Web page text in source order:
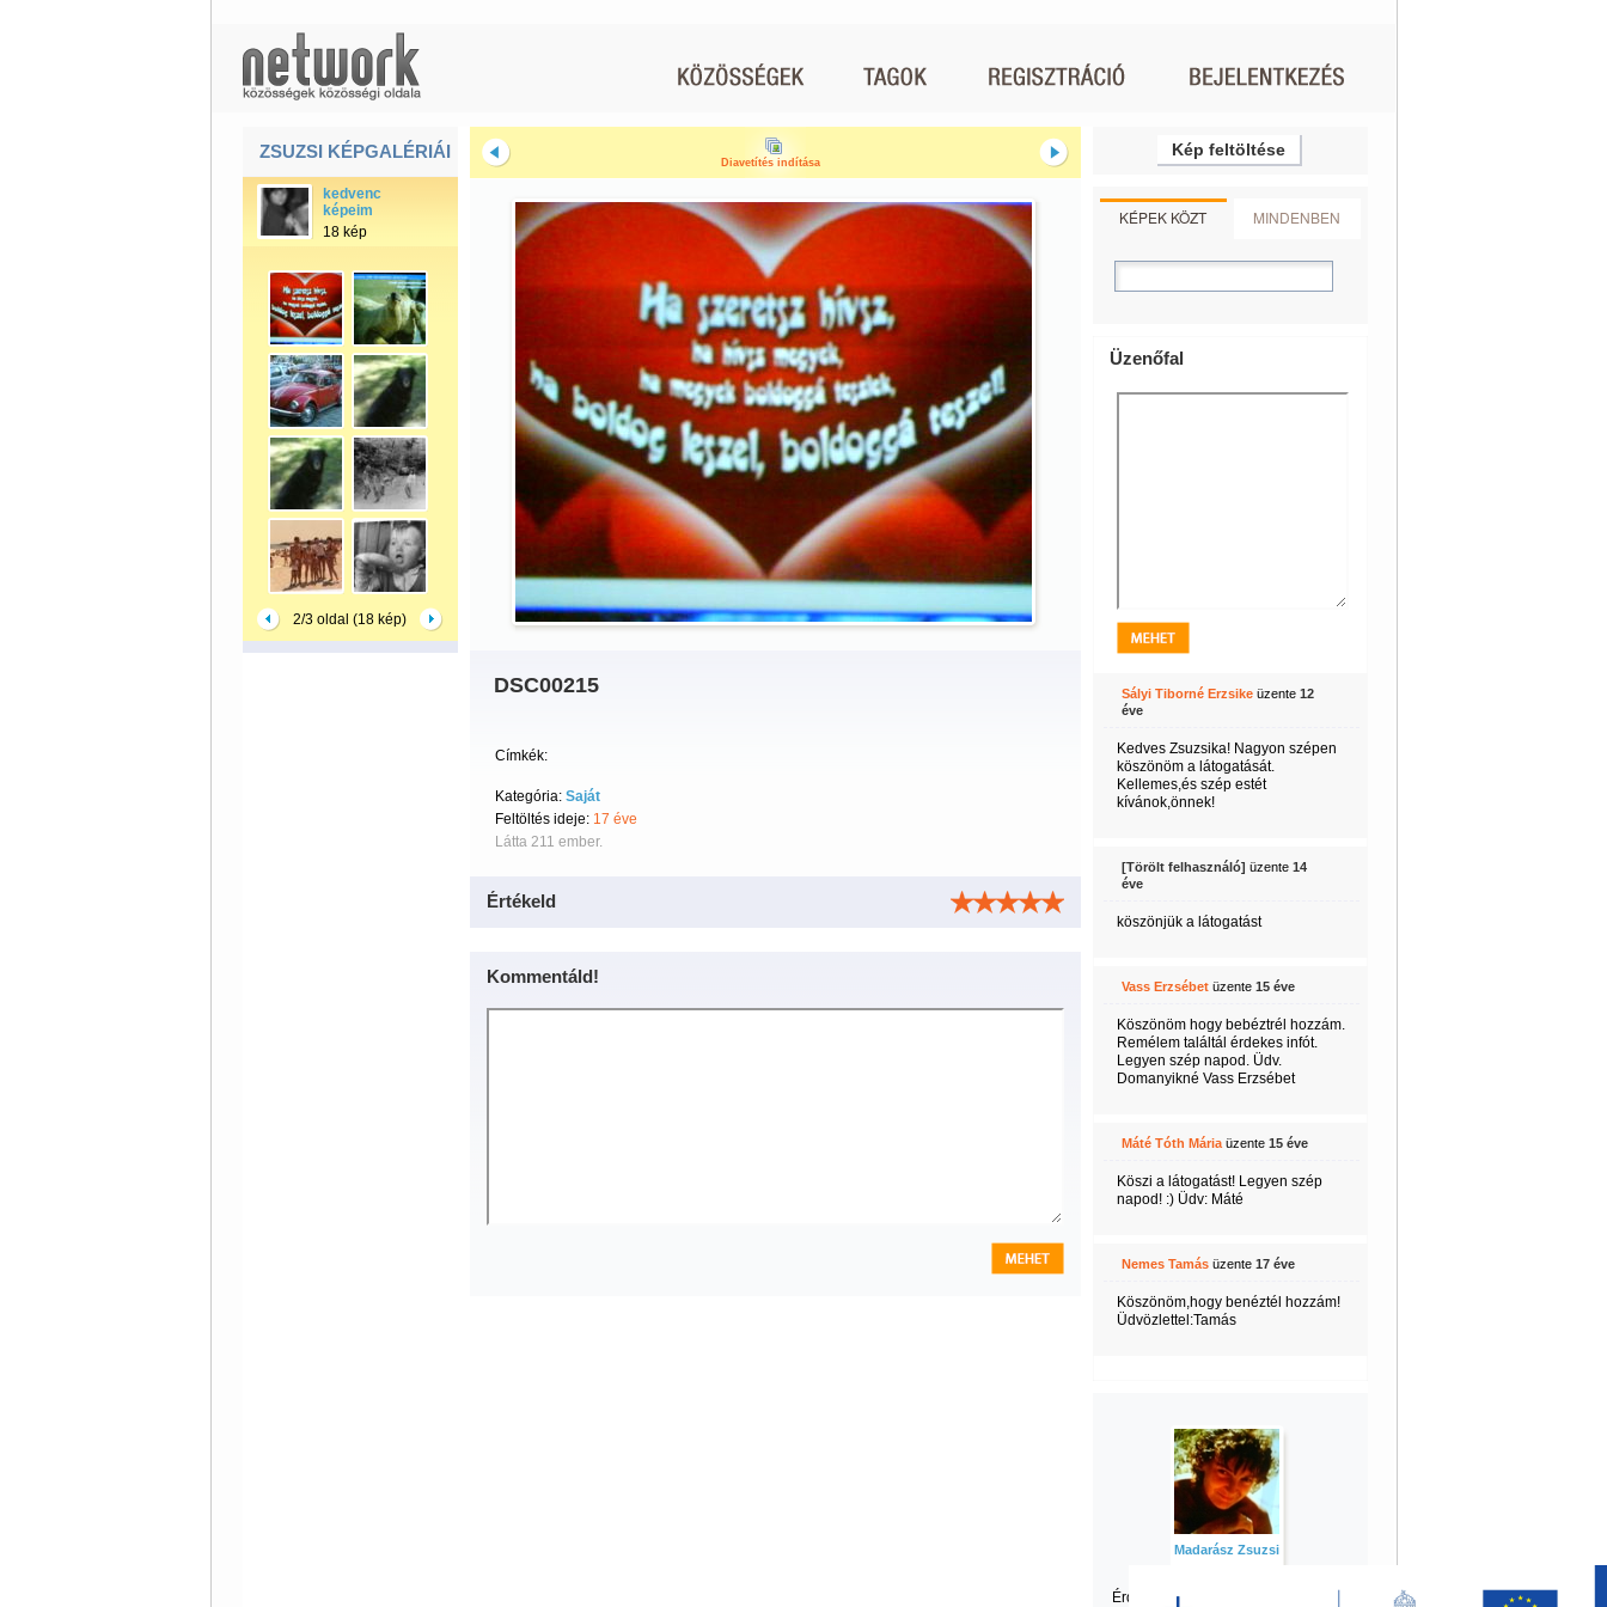
ZSUZSI KÉPGALÉRIÁI
kedvenc
képeim
18 kép
2/3 oldal (18 kép)
Diavetítés indítása
DSC00215
Címkék:
Kategória: Saját
Feltöltés ideje: 17 éve
Látta 211 ember.
Értékeld
Kommentáld!
Kép feltöltése
KÉPEK KÖZT MINDENBEN
Üzenőfal
Sályi Tiborné Erzsikeüzente 12
éve
Kedves Zsuzsika! Nagyon szépen
köszönöm a látogatását.
Kellemes,és szép estét
kívánok,önnek!
[Törölt felhasználó] üzente 14
éve
köszönjük a látogatást
Vass Erzsébetüzente 15 éve
Köszönöm hogy bebéztrél hozzám.
Remélem találtál érdekes infót.
Legyen szép napod. Üdv.
Domanyikné Vass Erzsébet
Máté Tóth Máriaüzente 15 éve
Köszi a látogatást! Legyen szép
napod! :) Üdv: Máté
Nemes Tamásüzente 17 éve
Köszönöm,hogy benéztél hozzám!
Üdvözlettel:Tamás
Madarász Zsuzsi
Érdekel Zsuzsi